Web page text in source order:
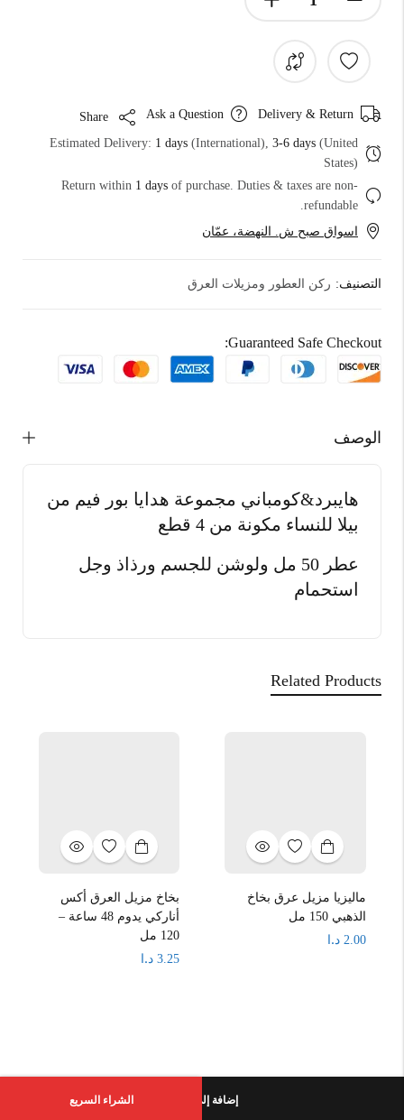
إضافة إلى السلة الشراء السريع
Delivery & Return
Ask a Question
Estimated Delivery: 1 days (International), 3-6 days (United
States)
Return within 1 days of purchase. Duties & taxes are non-
refundable.
اسواق صبح ش. النهضة، عمّان
التصنيف: ركن العطور ومزيلات العرق
Guaranteed Safe Checkout:
الوصف
هايبرد&كومباني مجموعة هدايا بور فيم من
بيلا للنساء مكونة من 4 قطع
عطر 50 مل ولوشن للجسم ورذاذ وجل
استحمام
Related Products
ماليزيا مزيل عرق بخاخ
الذهبي 150 مل
2.00 د.ا
بخاخ مزيل العرق أكس
أناركي يدوم 48 ساعة –
120 مل
3.25 د.ا